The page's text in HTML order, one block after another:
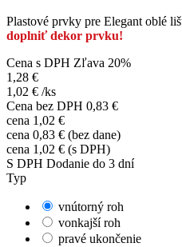
Plastové prvky pre Elegant oblé
doplniť dekor prvku!
Cena s DPH Zľava 20%
1,28 €
1,02 € /ks
Cena bez DPH 0,83 €
cena 1,02 €
cena 0,83 € (bez dane)
cena 1,02 € (s DPH)
S DPH Dodanie do 3 dní
Typ
vnútorný roh
vonkajší roh
pravé ukončenie